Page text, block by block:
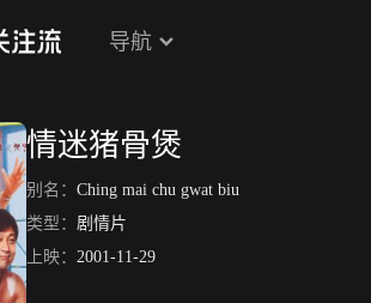
导航
情迷猪骨煲
别名： Ching mai chu gwat biu
类型： 剧情片
上映： 2001-11-29